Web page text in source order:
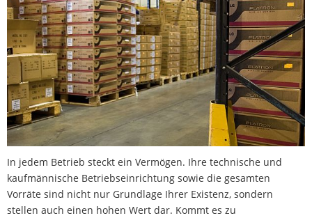
In jedem Betrieb steckt ein Vermögen. Ihre technische und
kaufmännische Betriebseinrichtung sowie die gesamten
Vorräte sind nicht nur Grundlage Ihrer Existenz, sondern
stellen auch einen hohen Wert dar. Kommt es zu